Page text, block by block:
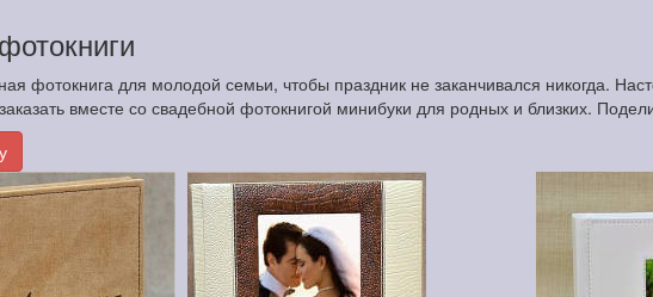
фотокнига для молодой семьи, чтобы праздник не заканчивался никогда.
вместе со свадебной фотокнигой минибуки для родных и близких.